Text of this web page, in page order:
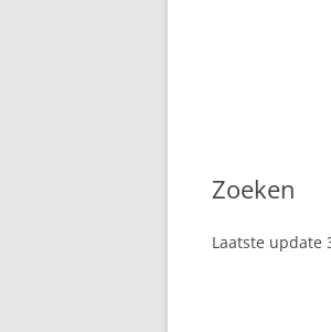
Zoeken
Laatste update